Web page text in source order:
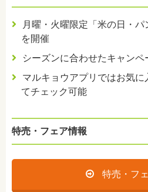
月曜・火曜限定「米の日・
を開催
シーズンに合わせたキャンペ
マルキョウアプリではお気
てチェック可能
特売・フェア情報
特売・フ